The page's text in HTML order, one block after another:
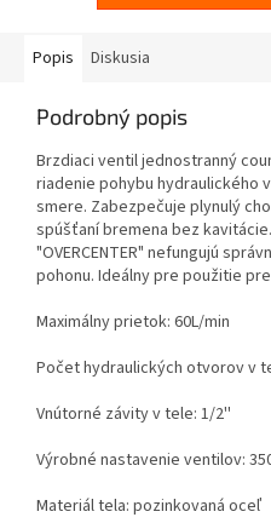
Popis Diskusia
Podrobný popis
Brzdiaci ventil jednostranný
riadenie pohybu hydraulického
smere. Zabezpečuje plynulý
spúšťaní bremena bez kavitácie.
"OVERCENTER" nefungujú
pohonu. Ideálny pre použitie
Maximálny prietok: 60L/min
Počet hydraulických otvorov v
Vnútorné závity v tele: 1/2''
Výrobné nastavenie ventilov:
Materiál tela: pozinkovaná oceľ